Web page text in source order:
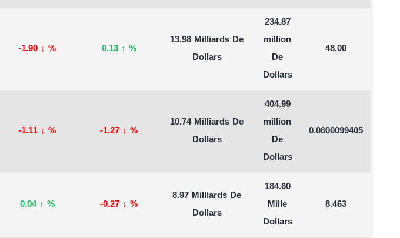
-1.90 ↓ % 0.13 ↑ %
13.98 Milliards De
Dollars
234.87
million
De
Dollars
48.00
-1.11 ↓ % -1.27 ↓ %
10.74 Milliards De
Dollars
404.99
million
De
Dollars
0.0600099405
0.04 ↑ % -0.27 ↓ %
8.97 Milliards De
Dollars
184.60
Mille
Dollars
8.463